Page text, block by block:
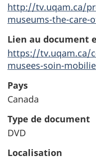
http://tv.uqam.ca/
museums-the-care-
Lien au document
https://tv.uqam.ca/
musees-soin-
Pays
Canada
Type de document
DVD
Localisation